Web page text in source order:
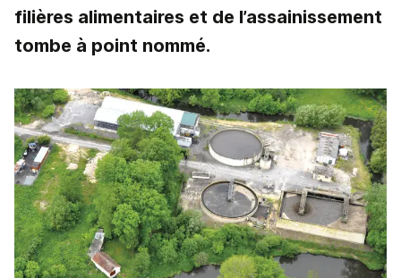
filières alimentaires et de l’assainissement
tombe à point nommé.